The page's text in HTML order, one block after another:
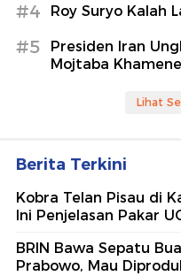
#4 Roy Suryo Kalah
#5
Presiden Iran
Mojtaba
Lihat
Berita Terkini
Kobra Telan Pisau di
Ini Penjelasan Pakar
BRIN Bawa Sepatu
Prabowo, Mau